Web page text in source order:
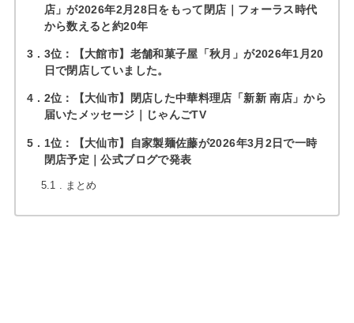
店」が2026年2月28日をもって閉店｜フォーラス時代
から数えると約20年
3
3位：【大館市】老舗和菓子屋「秋月」が2026年1月20
日で閉店していました。
4
2位：【大仙市】閉店した中華料理店「新新 南店」から
届いたメッセージ｜じゃんごTV
5
1位：【大仙市】自家製麺佐藤が2026年3月2日で一時
閉店予定｜公式ブログで発表
5.1 まとめ